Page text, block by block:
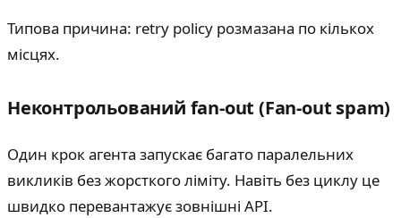
Типова причина: retry policy розмазана по кількох
місцях.
Неконтрольований fan-out (Fan-out spam)
Один крок агента запускає багато паралельних
викликів без жорсткого ліміту. Навіть без циклу це
швидко перевантажує зовнішні API.